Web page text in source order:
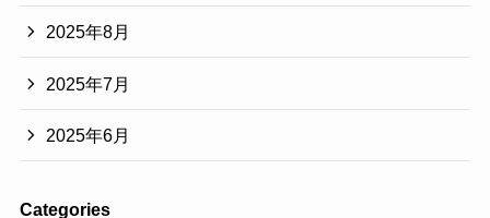
2025年8月
2025年7月
2025年6月
Categories